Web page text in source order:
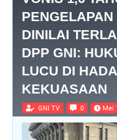
DINILAI
DPP GNI:
LUCU DI
KEKUASAAN
GNI TV 0 Mei